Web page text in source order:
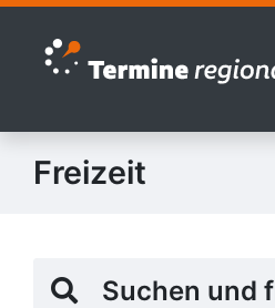
Zur Navigation springen
Zum Inhalt springen
Freizeit
Suchen und